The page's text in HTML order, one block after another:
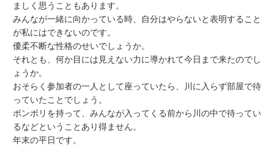
ましく思うこともあります。
みんなが一緒に向かっている時、自分はやらないと表明すること
が私にはできないのです。
優柔不断な性格のせいでしょうか。
それとも、何か目には見えない力に導かれて今日まで来たのでし
ょうか。
おそらく参加者の一人として座っていたら、川に入らず部屋で待
っていたことでしょう。
ボンボリを持って、みんなが入ってくる前から川の中で待ってい
るなどということあり得ません。
年末の平日です。